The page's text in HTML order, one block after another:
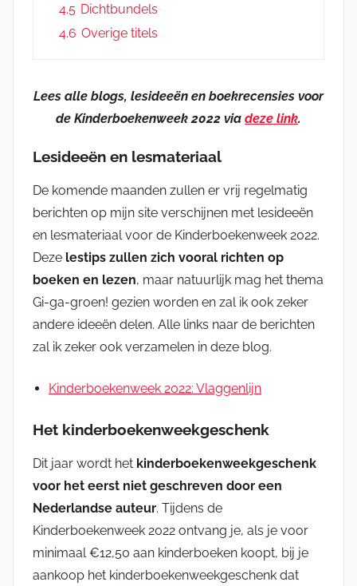
4.5 Dichtbundels
4.6 Overige titels
Lees alle blogs, lesideeën en boekrecensies voor
de Kinderboekenweek 2022 via deze link.
Lesideeën en lesmateriaal
De komende maanden zullen er vrij regelmatig
berichten op mijn site verschijnen met lesideeën
en lesmateriaal voor de Kinderboekenweek 2022.
Deze lestips zullen zich vooral richten op
boeken en lezen, maar natuurlijk mag het thema
Gi-ga-groen! gezien worden en zal ik ook zeker
andere ideeën delen. Alle links naar de berichten
zal ik zeker ook verzamelen in deze blog.
Kinderboekenweek 2022: Vlaggenlijn
Het kinderboekenweekgeschenk
Dit jaar wordt het kinderboekenweekgeschenk
voor het eerst niet geschreven door een
Nederlandse auteur. Tijdens de
Kinderboekenweek 2022 ontvang je, als je voor
minimaal €12,50 aan kinderboeken koopt, bij je
aankoop het kinderboekenweekgeschenk dat